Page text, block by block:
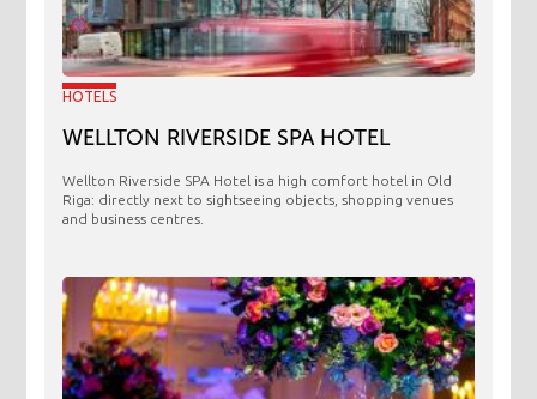
HOTELS
WELLTON RIVERSIDE SPA HOTEL
Wellton Riverside SPA Hotel is a high comfort hotel in Old
Riga: directly next to sightseeing objects, shopping venues
and business centres.